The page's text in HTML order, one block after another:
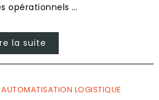
opérationnels …
la suite
LOGISTIQUE